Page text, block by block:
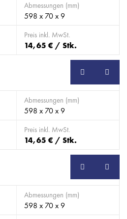
Abmessungen (mm)
598 x 70 x 9
Preis inkl. MwSt.
14,65 € / Stk.
SB
Abmessungen (mm)
598 x 70 x 9
Preis inkl. MwSt.
14,65 € / Stk.
SB
Abmessungen (mm)
598 x 70 x 9